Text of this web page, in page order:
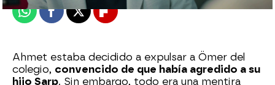
WhatsappFacebook
X Flipboard
Ahmet estaba decidido a expulsar a Ömer del
colegio, convencido de que había agredido a su
hijo Sarp. Sin embargo, todo era una mentira